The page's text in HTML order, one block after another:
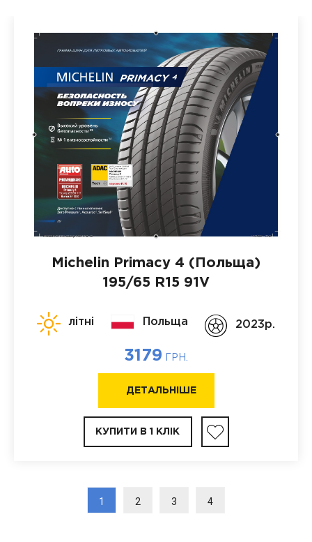
Michelin Primacy 4 (Польща)
195/65 R15 91V
літні Польща 2023p.
3179 ГРН.
ДЕТАЛЬНІШЕ
КУПИТИ В 1 КЛІК
1 2 3 4